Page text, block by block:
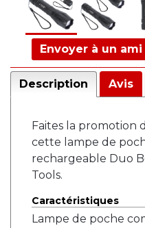
Envoyer à un ami
Description Avis
Faites la promotion
cette lampe de
rechargeable Duo
Tools.
Caractéristiques
Lampe de poche